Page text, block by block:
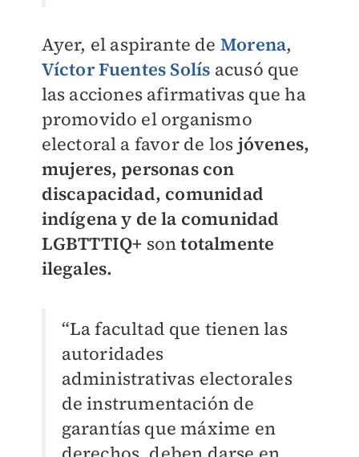
Ayer, el aspirante de Morena,
Víctor Fuentes Solís acusó que
las acciones afirmativas que ha
promovido el organismo
electoral a favor de los jóvenes,
mujeres, personas con
discapacidad, comunidad
indígena y de la comunidad
LGBTTTIQ+ sontotalmente
ilegales.
“La facultad que tienen las
autoridades
administrativas electorales
de instrumentación de
garantías que máxime en